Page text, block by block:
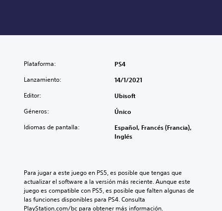
Plataforma: PS4
Lanzamiento: 14/1/2021
Editor: Ubisoft
Géneros: Único
Idiomas de pantalla:
Español, Francés (Francia),
Inglés
Para jugar a este juego en PS5, es posible que tengas que
actualizar el software a la versión más reciente. Aunque este
juego es compatible con PS5, es posible que falten algunas de
las funciones disponibles para PS4. Consulta
PlayStation.com/bc para obtener más información.